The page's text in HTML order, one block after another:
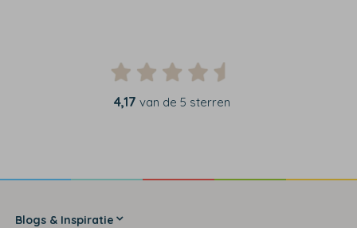
4,17 van de 5 sterren
Blogs & Inspiratie